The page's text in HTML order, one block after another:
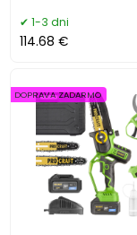
1-3 dni
114.68 €
DOPRAVA ZADARMO